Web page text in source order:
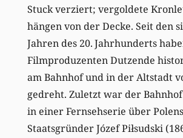
Stuck verziert; vergoldete
hängen von der Decke. Seit den
Jahren des 20. Jahrhunderts
Filmproduzenten Dutzende
am Bahnhof und in der Altstadt
gedreht. Zuletzt war der
in einer Fernsehserie über Polens
Staatsgründer Józef Piłsudski